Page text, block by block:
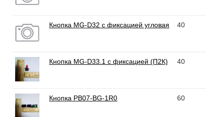
Кнопка MG-D32 с фиксацией угловая 40
Кнопка MG-D33.1 с фиксацией (П2К) 40
Кнопка PB07-BG-1R0 60